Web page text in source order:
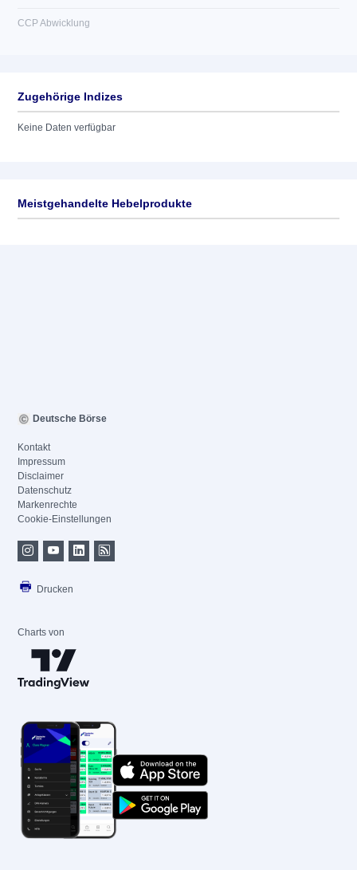
CCP Abwicklung
Zugehörige Indizes
Keine Daten verfügbar
Meistgehandelte Hebelprodukte
Deutsche Börse
Kontakt
Impressum
Disclaimer
Datenschutz
Markenrechte
Cookie-Einstellungen
Drucken
Charts von